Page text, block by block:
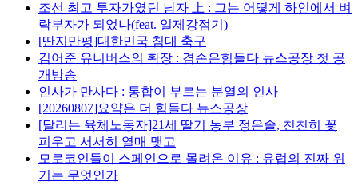
조선 최고 투자가였던 남자 上 : 그는 어떻게 하인에서 벼
락부자가 되었나(feat. 일제강점기)
[딴지만평]대한민국 침대 축구
김어준 유니버스의 확장 : 겸손은힘들다 뉴스공장 첫 공
개방송
인사가 만사다 : 통합이 부르는 분열의 인사
[20260807]요약은 더 힘들다 뉴스공장
[달리는 육체노동자]21세 딸기 농부 정은솔, 천천히 꽃
피우고 서서히 열매 맺고
모로코인들이 스페인으로 몰려온 이유 : 유럽의 진짜 위
기는 무엇인가